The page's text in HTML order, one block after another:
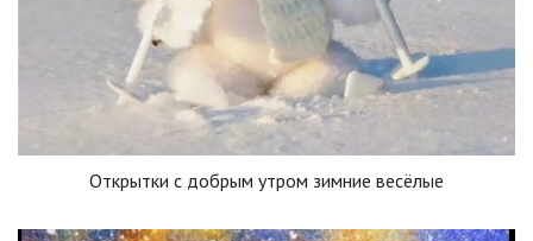
Открытки с добрым утром зимние весёлые